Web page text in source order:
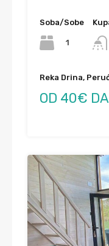
Soba/Sobe
1
Reka Drina,
OD 40€